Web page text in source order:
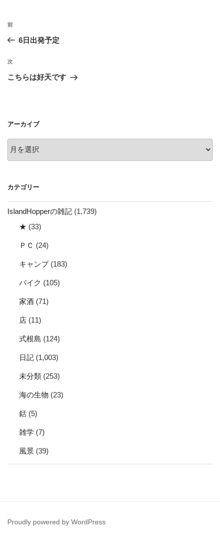
投
ビ
ゲ
ン
前
の
稿
前
6日出発予定
次
の
次
こちらは好天です
アーカイブ
ー
ブ
カテゴリー
IslandHopperの雑記 (1,739)
★ (33)
ＰＣ (24)
キャンプ(183)
バイク (105)
家酒 (71)
店 (11)
式根島 (124)
日記 (1,003)
未分類 (253)
海の生物 (23)
銛 (5)
雑学 (7)
風景 (39)
Proudly powered by WordPress